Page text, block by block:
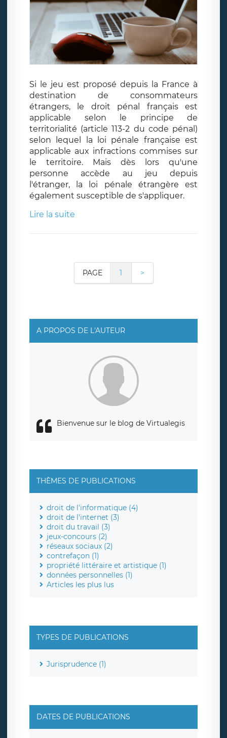
Si le jeu est proposé depuis la France à
destination de consommateurs
étrangers, le droit pénal français est
applicable selon le principe de
territorialité (article 113-2 du code pénal)
selon lequel la loi pénale française est
applicable aux infractions commises sur
le territoire. Mais dès lors qu'une
personne accède au jeu depuis
l'étranger, la loi pénale étrangère est
également susceptible de s'appliquer.
Lire la suite
PAGE 1 >
A PROPOS DE L'AUTEUR
Bienvenue sur le blog de Virtualegis
THÈMES DE PUBLICATIONS
droit de l'informatique (4)
droit de l'internet (3)
droit du travail (3)
jeux-concours (2)
réseaux sociaux (2)
contrefaçon (1)
propriété littéraire et artistique (1)
données personnelles (1)
Articles les plus lus
TYPES DE PUBLICATIONS
Jurisprudence (1)
DATES DE PUBLICATIONS